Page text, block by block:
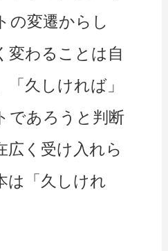
の変遷からし
変わることは自
久しければ」
であろうと判断
広く受け入れら
は「久しけれ